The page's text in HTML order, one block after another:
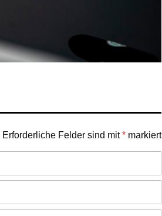
Erforderliche Felder sind mit* markiert